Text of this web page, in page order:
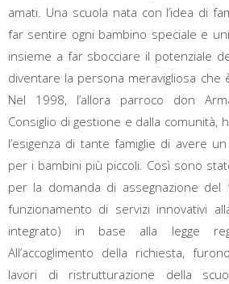
amati. Una scuola nata con l’idea di
far sentire ogni bambino speciale e
insieme a far sbocciare il potenziale
diventare la persona meravigliosa
Nel 1998, l’allora parroco don
Consiglio di gestione e dalla comunità,
l’esigenza di tante famiglie di avere
per i bambini più piccoli. Così sono
per la domanda di assegnazione
funzionamento di servizi innovativi
integrato) in base alla legge
All’accoglimento della richiesta,
lavori di ristrutturazione della